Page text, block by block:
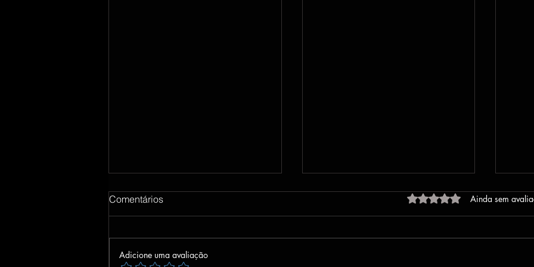
Produção Musical É Muito
Mais do que Você Pensa
Comentários Avaliado com 0 de 5
Ainda sem
Adicione uma avaliação